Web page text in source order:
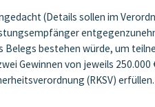
(Details sollen im
bestehen würde, um
Gewinnen von jeweils
(RKSV) erfüllen.